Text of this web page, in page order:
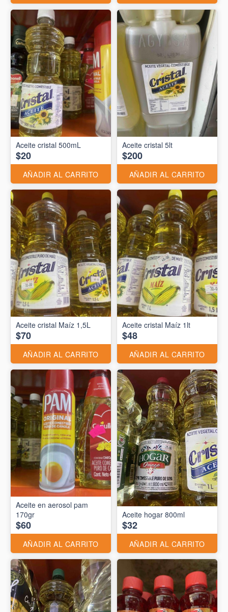
Aceite cristal 500mL
$20
AÑADIR AL CARRITO
Aceite cristal 5lt
$200
AÑADIR AL CARRITO
Aceite cristal Maíz 1,5L
$70
AÑADIR AL CARRITO
Aceite cristal Maíz 1lt
$48
AÑADIR AL CARRITO
Aceite en aerosol pam
170gr
$60
AÑADIR AL CARRITO
Aceite hogar 800ml
$32
AÑADIR AL CARRITO